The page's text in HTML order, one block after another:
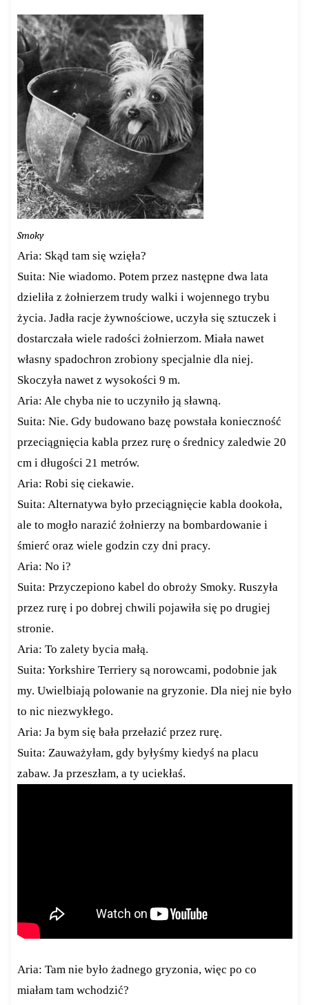
Smoky
Aria: Skąd tam się wzięła?
Suita: Nie wiadomo. Potem przez następne dwa lata
dzieliła z żołnierzem trudy walki i wojennego trybu
życia. Jadła racje żywnościowe, uczyła się sztuczek i
dostarczała wiele radości żołnierzom. Miała nawet
własny spadochron zrobiony specjalnie dla niej.
Skoczyła nawet z wysokości 9 m.
Aria: Ale chyba nie to uczyniło ją sławną.
Suita: Nie. Gdy budowano bazę powstała konieczność
przeciągnięcia kabla przez rurę o średnicy zaledwie 20
cm i długości 21 metrów.
Aria: Robi się ciekawie.
Suita: Alternatywa było przeciągnięcie kabla dookoła,
ale to mogło narazić żołnierzy na bombardowanie i
śmierć oraz wiele godzin czy dni pracy.
Aria: No i?
Suita: Przyczepiono kabel do obroży Smoky. Ruszyła
przez rurę i po dobrej chwili pojawiła się po drugiej
stronie.
Aria: To zalety bycia małą.
Suita: Yorkshire Terriery są norowcami, podobnie jak
my. Uwielbiają polowanie na gryzonie. Dla niej nie było
to nic niezwykłego.
Aria: Ja bym się bała przełazić przez rurę.
Suita: Zauważyłam, gdy byłyśmy kiedyś na placu
zabaw. Ja przeszłam, a ty uciekłaś.
Aria: Tam nie było żadnego gryzonia, więc po co
miałam tam wchodzić?